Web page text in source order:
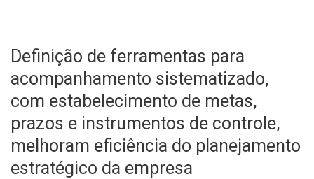
Definição de ferramentas para
acompanhamento sistematizado,
com estabelecimento de metas,
prazos e instrumentos de controle,
melhoram eficiência do planejamento
estratégico da empresa